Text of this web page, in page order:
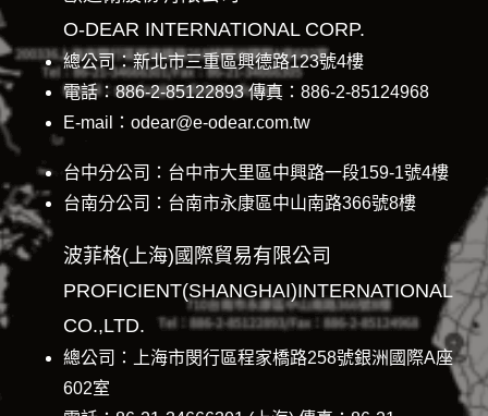
O-DEAR INTERNATIONAL CORP.
總公司：新北市三重區興德路123號4樓
電話：886-2-85122893 傳真：886-2-85124968
E-mail：odear@e-odear.com.tw
台中分公司：台中市大里區中興路一段159-1號4樓
台南分公司：台南市永康區中山南路366號8樓
波菲格(上海)國際貿易有限公司
PROFICIENT(SHANGHAI)INTERNATIONAL
CO.,LTD.
總公司：上海市閔行區程家橋路258號銀洲國際A座
602室